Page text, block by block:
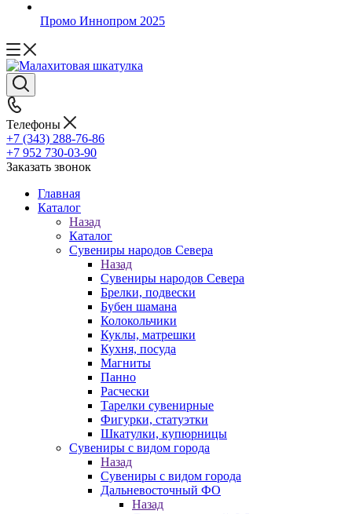
Промо Иннопром 2025
Телефоны
+7 (343) 288-76-86
+7 952 730-03-90
Заказать звонок
Главная
Каталог
Назад
Каталог
Сувениры народов Севера
Назад
Сувениры народов Севера
Брелки, подвески
Бубен шамана
Колокольчики
Куклы, матрешки
Кухня, посуда
Магниты
Панно
Расчески
Тарелки сувенирные
Фигурки, статуэтки
Шкатулки, купюрницы
Сувениры с видом города
Назад
Сувениры с видом города
Дальневосточный ФО
Назад